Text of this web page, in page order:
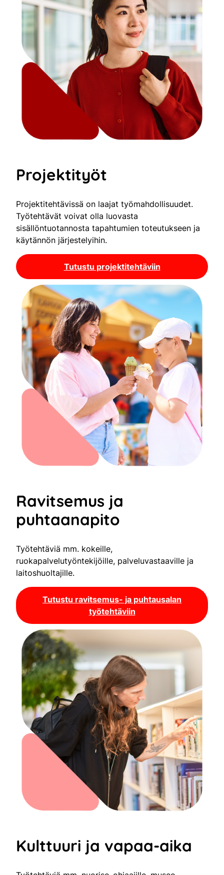
Projektityöt
Projektitehtävissä on laajat työmahdollisuudet.
Työtehtävät voivat olla luovasta
sisällöntuotannosta tapahtumien toteutukseen ja
käytännön järjestelyihin.
Tutustu projektitehtäviin
Ravitsemus ja
puhtaanapito
Työtehtäviä mm. kokeille,
ruokapalvelutyöntekijöille, palveluvastaaville ja
laitoshuoltajille.
Tutustu ravitsemus- ja puhtausalan
työtehtäviin
Kulttuuri ja vapaa-aika